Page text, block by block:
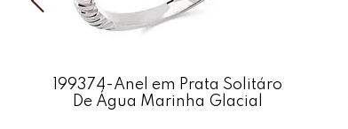
199374-Anel em Prata Solitáro
De Água Marinha Glacial